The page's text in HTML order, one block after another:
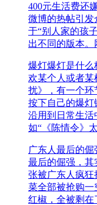
400元生活费还
微博的热帖引发
于“别人家的孩
出不同的版本。
爆灯爆灯是什么
欢某个人或者某
扰》，有一个环
按下自己的爆灯
沿用到日常生活
如“《陈情令》
广东人最后的倔
最后的倔强，
张被广东人疯狂
菜全部被抢购一
红椒，全被剩在